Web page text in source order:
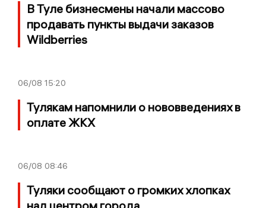
В Туле бизнесмены начали массово
продавать пункты выдачи заказов
Wildberries
06/08 15:20
Тулякам напомнили о нововведениях в
оплате ЖКХ
06/08 08:46
Туляки сообщают о громких хлопках